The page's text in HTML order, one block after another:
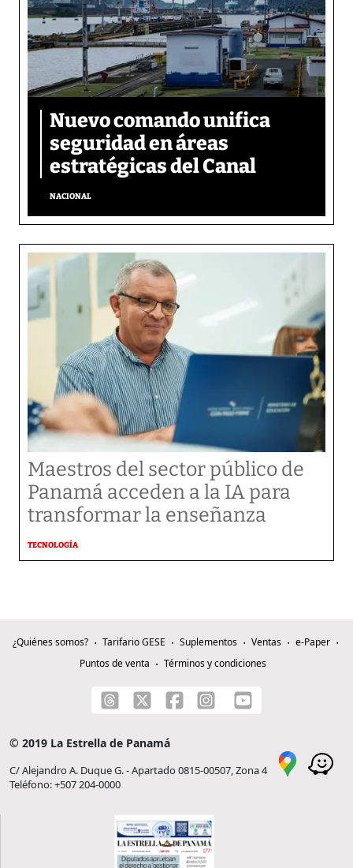
Nuevo comando unifica
seguridad en áreas
estratégicas del Canal
NACIONAL
Maestros del sector público de
Panamá acceden a la IA para
transformar la enseñanza
TECNOLOGÍA
¿Quiénes somos? Tarifario GESE Suplementos Ventas
e-Paper
Puntos de venta
Términos y condiciones
© 2019 La Estrella de Panamá
C/ Alejandro A. Duque G. - Apartado 0815-00507, Zona 4
Teléfono: +507 204-0000